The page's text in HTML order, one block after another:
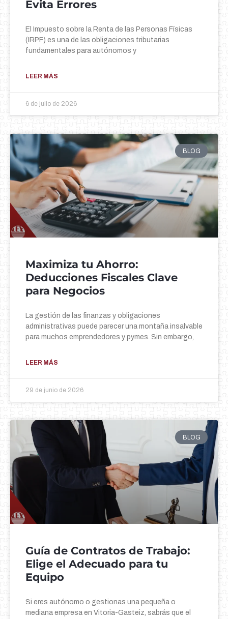
Evita Errores
El Impuesto sobre la Renta de las Personas Físicas
(IRPF) es una de las obligaciones tributarias
fundamentales para autónomos y
LEER MÁS
6 de julio de 2026
BLOG
Maximiza tu Ahorro:
Deducciones Fiscales Clave
para Negocios
La gestión de las finanzas y obligaciones
administrativas puede parecer una montaña insalvable
para muchos emprendedores y pymes. Sin embargo,
LEER MÁS
29 de junio de 2026
BLOG
Guía de Contratos de Trabajo:
Elige el Adecuado para tu
Equipo
Si eres autónomo o gestionas una pequeña o
mediana empresa en Vitoria-Gasteiz, sabrás que el